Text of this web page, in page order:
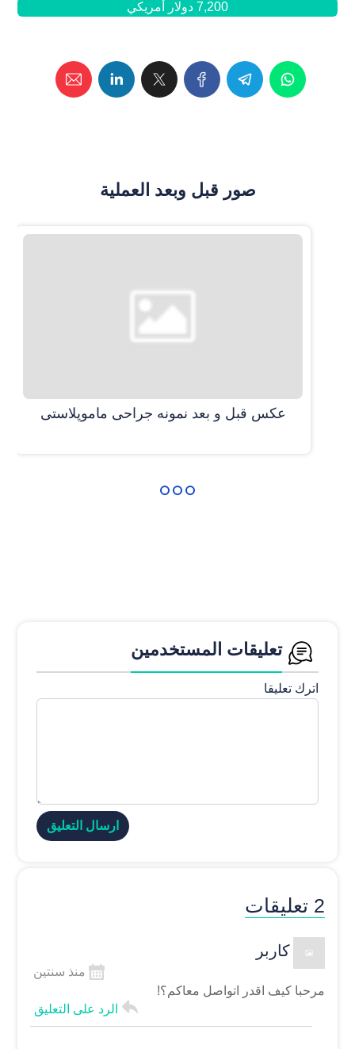
7,200 دولار أمريکي
صور قبل وبعد العملية
عکس قبل و بعد نمونه جراحی ماموپلاستی
تعلیقات المستخدمین
اترك تعليقا
ارسال التعليق
2 تعليقات
کاربر
مرحبا کیف اقدر اتواصل معاکم؟!
منذ سنتين
الرد علی التعلیق